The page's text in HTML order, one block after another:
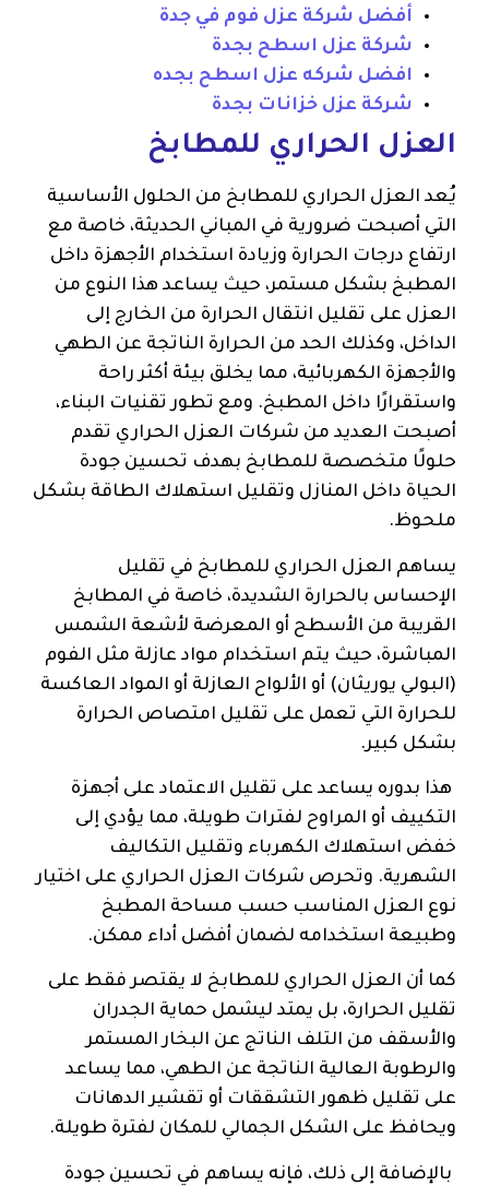
أفضل شركة عزل فوم في جدة
شركة عزل اسطح بجدة
افضل شركه عزل اسطح بجده
شركة عزل خزانات بجدة
العزل الحراري للمطابخ
يُعد العزل الحراري للمطابخ من الحلول الأساسية
التي أصبحت ضرورية في المباني الحديثة، خاصة مع
ارتفاع درجات الحرارة وزيادة استخدام الأجهزة داخل
المطبخ بشكل مستمر، حيث يساعد هذا النوع من
العزل على تقليل انتقال الحرارة من الخارج إلى
الداخل، وكذلك الحد من الحرارة الناتجة عن الطهي
والأجهزة الكهربائية، مما يخلق بيئة أكثر راحة
واستقرارًا داخل المطبخ. ومع تطور تقنيات البناء،
أصبحت العديد من شركات العزل الحراري تقدم
حلولًا متخصصة للمطابخ بهدف تحسين جودة
الحياة داخل المنازل وتقليل استهلاك الطاقة بشكل
ملحوظ.
يساهم العزل الحراري للمطابخ في تقليل
الإحساس بالحرارة الشديدة، خاصة في المطابخ
القريبة من الأسطح أو المعرضة لأشعة الشمس
المباشرة، حيث يتم استخدام مواد عازلة مثل الفوم
(البولي يوريثان) أو الألواح العازلة أو المواد العاكسة
للحرارة التي تعمل على تقليل امتصاص الحرارة
بشكل كبير.
هذا بدوره يساعد على تقليل الاعتماد على أجهزة
التكييف أو المراوح لفترات طويلة، مما يؤدي إلى
خفض استهلاك الكهرباء وتقليل التكاليف
الشهرية. وتحرص شركات العزل الحراري على اختيار
نوع العزل المناسب حسب مساحة المطبخ
وطبيعة استخدامه لضمان أفضل أداء ممكن.
كما أن العزل الحراري للمطابخ لا يقتصر فقط على
تقليل الحرارة، بل يمتد ليشمل حماية الجدران
والأسقف من التلف الناتج عن البخار المستمر
والرطوبة العالية الناتجة عن الطهي، مما يساعد
على تقليل ظهور التشققات أو تقشير الدهانات
ويحافظ على الشكل الجمالي للمكان لفترة طويلة.
بالإضافة إلى ذلك، فإنه يساهم في تحسين جودة